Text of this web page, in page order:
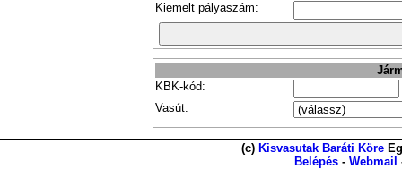
Kiemelt pályaszám:
KBK-kód:
Vasút:
(c) Kisvasutak Baráti Köre
Belépés - Webmail